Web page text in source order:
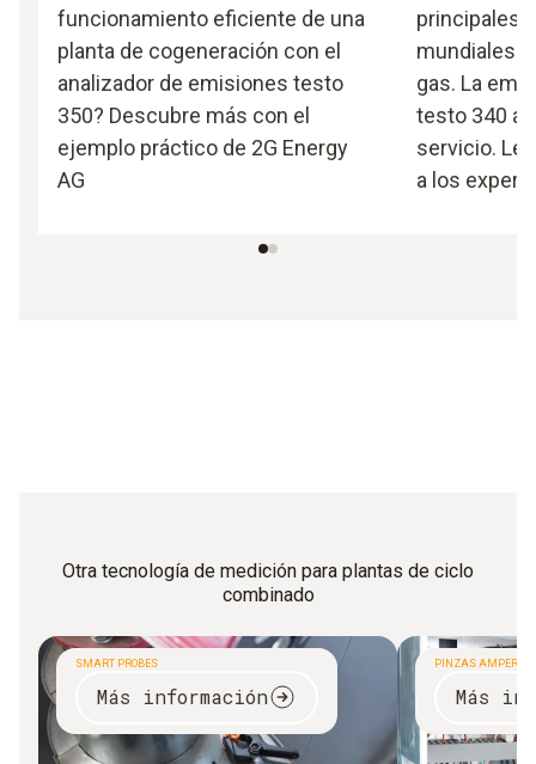
funcionamiento eficiente de una
planta de cogeneración con el
analizador de emisiones testo
350? Descubre más con el
ejemplo práctico de 2G Energy
AG
principales
mundiales
gas. La
testo 340 a
servicio.
a los
Otra tecnología de medición para plantas de ciclo
combinado
SMART PROBES
Más información
PINZAS
Más